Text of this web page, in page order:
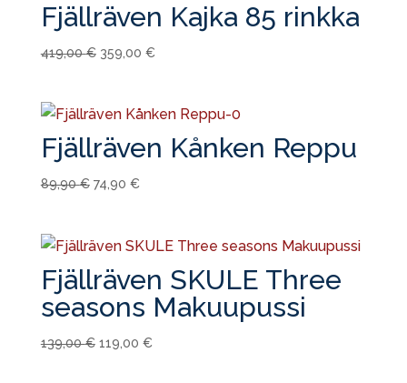
Fjällräven Kajka 85 rinkka
419,00€ Alkuperäinen
419,00 €.
359,00 €Nykyinen
359,00 €.
Fjällräven Kånken Reppu
89,90€ Alkuperäinen
89,90 €.
74,90 €Nykyinen
74,90 €.
Fjällräven SKULE Three
seasons Makuupussi
139,00€ Alkuperäinen
119,00 €Nykyinen